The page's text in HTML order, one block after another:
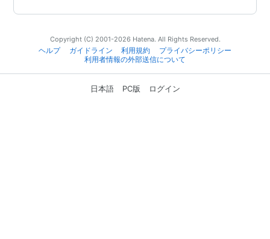
Copyright (C) 2001-2026 Hatena. All Rights Reserved.
ヘルプ
ガイドライン 利用規約
プライバシーポリシー
利用者情報の外部送信について
日本語 PC版 ログイン